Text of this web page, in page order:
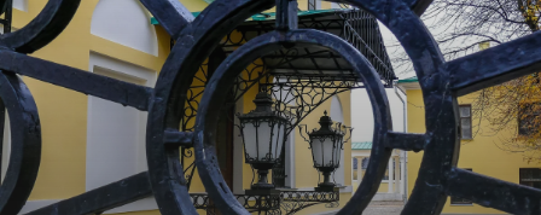
Культура
Недвижимость и ЖКХ
Образование
Общество
Погода
Праздники